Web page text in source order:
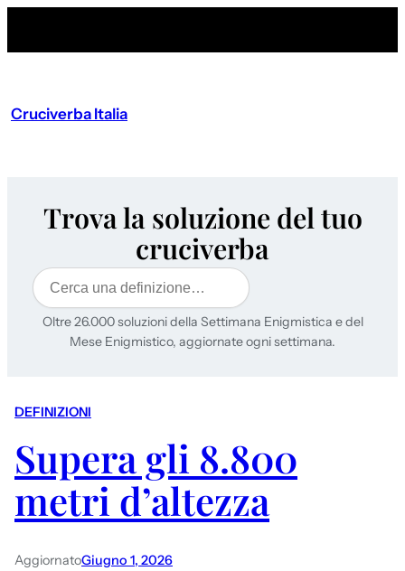
Cruciverba Italia
Trova la soluzione del tuo
cruciverba
Cerca
Oltre 26.000 soluzioni della Settimana Enigmistica e del
Mese Enigmistico, aggiornate ogni settimana.
DEFINIZIONI
Supera gli 8.800
metri d’altezza
AggiornatoGiugno 1, 2026